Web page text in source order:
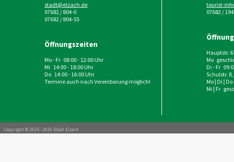
stadt@elzach.de
07682 / 804-0
07682 / 804-55
Öffnungszeiten
Mo - Fr 08:00 - 12:00 Uhr
Mi 14:00 - 18:00 Uhr
Do 14:00 - 16:00 Uhr
Termine auch nach Vereinbarung möglich!
tourist-
07682 /
Hauptstr.
Mo
Di - Fr
Schulstr.
Mo | Di |
Mi | Fr
Copyright © 2025 - 2026 Stadt Elzach